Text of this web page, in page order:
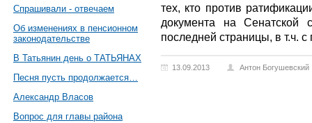
Спрашивали - отвечаем
Об изменениях в пенсионном
законодательстве
В Татьянин день о ТАТЬЯНАХ
Песня пусть продолжается…
Александр Власов
Вопрос для главы района
тех, кто против
документа на Сенатской
последней страницы, в т.ч.
13.09.2013 Антон Богушевский